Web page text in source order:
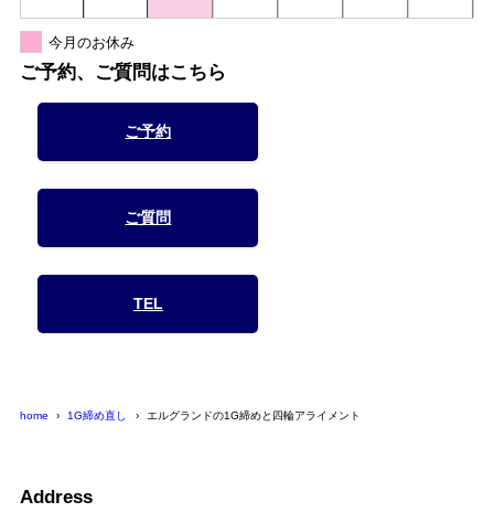
今月のお休み
ご予約、ご質問はこちら
ご予約
ご質問
TEL
home 1G締め直し エルグランドの1G締めと四輪アライメント
Address